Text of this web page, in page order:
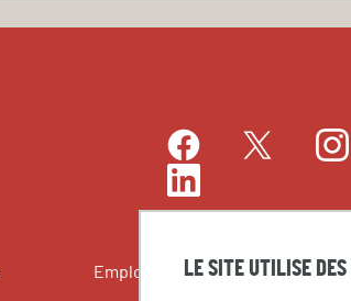
LE SITE UTILISE DES
FacebookTwitter
LinkedIn
Emplois et stages